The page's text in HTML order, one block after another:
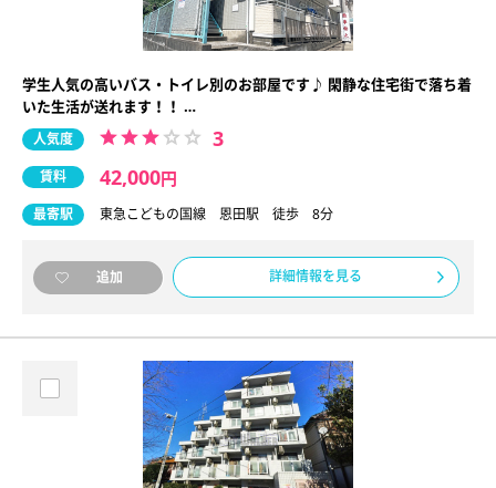
学生人気の高いバス・トイレ別のお部屋です♪ 閑静な住宅街で落ち着
いた生活が送れます！！ …
人気度 3
賃料 42,000円
最寄駅 東急こどもの国線 恩田駅 徒歩 8分
追加 詳細情報を見る